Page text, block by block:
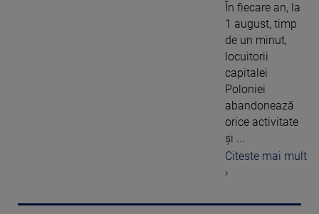
În fiecare an, la
1 august, timp
de un minut,
locuitorii
capitalei
Poloniei
abandonează
orice activitate
şi ...
Citeste mai mult
›